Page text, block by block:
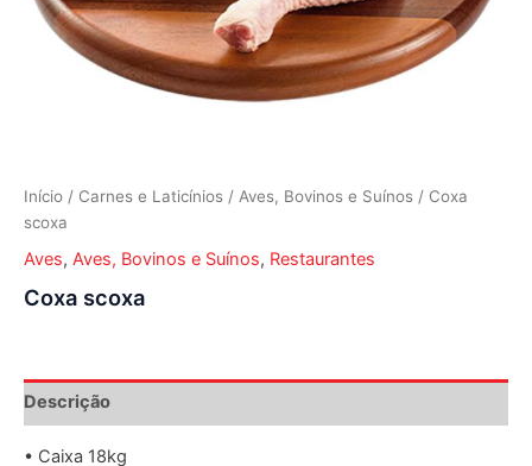
Início / Carnes e Laticínios / Aves, Bovinos e Suínos / Coxa
scoxa
Aves, Aves, Bovinos e Suínos, Restaurantes
Coxa scoxa
Descrição
• Caixa 18kg